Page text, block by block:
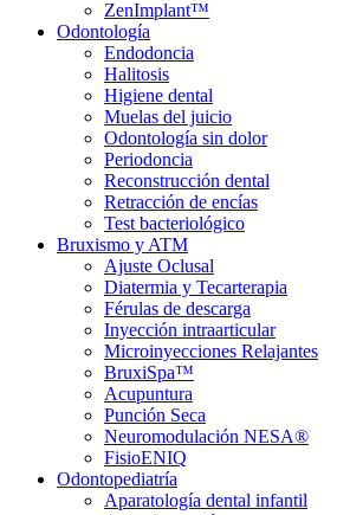
ZenImplant™
Odontología
Endodoncia
Halitosis
Higiene dental
Muelas del juicio
Odontología sin dolor
Periodoncia
Reconstrucción dental
Retracción de encías
Test bacteriológico
Bruxismo y ATM
Ajuste Oclusal
Diatermia y Tecarterapia
Férulas de descarga
Inyección intraarticular
Microinyecciones Relajantes
BruxiSpa™
Acupuntura
Punción Seca
Neuromodulación NESA®
FisioENIQ
Odontopediatría
Aparatología dental infantil